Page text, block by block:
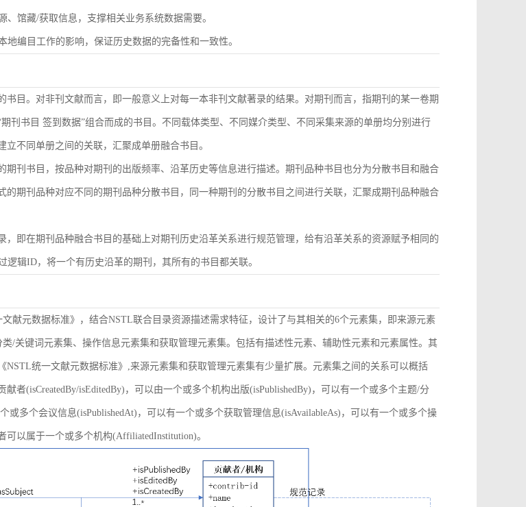
、馆藏/获取信息，支撑相关业务系统数据需要。
地编目工作的影响，保证历史数据的完备性和一致性。
书目。对非刊文献而言，即一般意义上对每一本非刊文献著录的结果。对期刊而言，指期刊的某一卷期
刊书目 签到数据”组合而成的书目。不同载体类型、不同媒介类型、不同采集来源的单册均分别进行
不同单册之间的关联，汇聚成单册融合书目。
期刊书目，按品种对期刊的出版频率、沿革历史等信息进行描述。期刊品种书目也分为分散书目和融合
的期刊品种对应不同的期刊品种分散书目，同一种期刊的分散书目之间进行关联，汇聚成期刊品种融合
，即在期刊品种融合书目的基础上对期刊历史沿革关系进行规范管理，给有沿革关系的资源赋予相同的
逻辑ID，将一个有历史沿革的期刊，其所有的书目都关联。
献元数据标准》，结合NSTL联合目录资源描述需求特征，设计了与其相关的6个元素集，即来源元素
/关键词元素集、操作信息元素集和获取管理元素集。包括有描述性元素、辅助性元素和元素属性。其
NSTL统一文献元数据标准》,来源元素集和获取管理元素集有少量扩展。元素集之间的关系可以概括
者(isCreatedBy/isEditedBy)，可以由一个或多个机构出版(isPublishedBy)，可以有一个或多个主题/分
或多个会议信息(isPublishedAt)，可以有一个或多个获取管理信息(isAvailableAs)，可以有一个或多个操
可以属于一个或多个机构(AffiliatedInstitution)。